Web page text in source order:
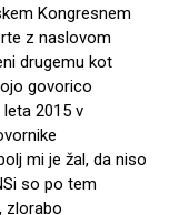
Kongresnem
z naslovom
drugemu kot
govorico
2015 v
mi je žal, da niso
so po tem
zlorabo